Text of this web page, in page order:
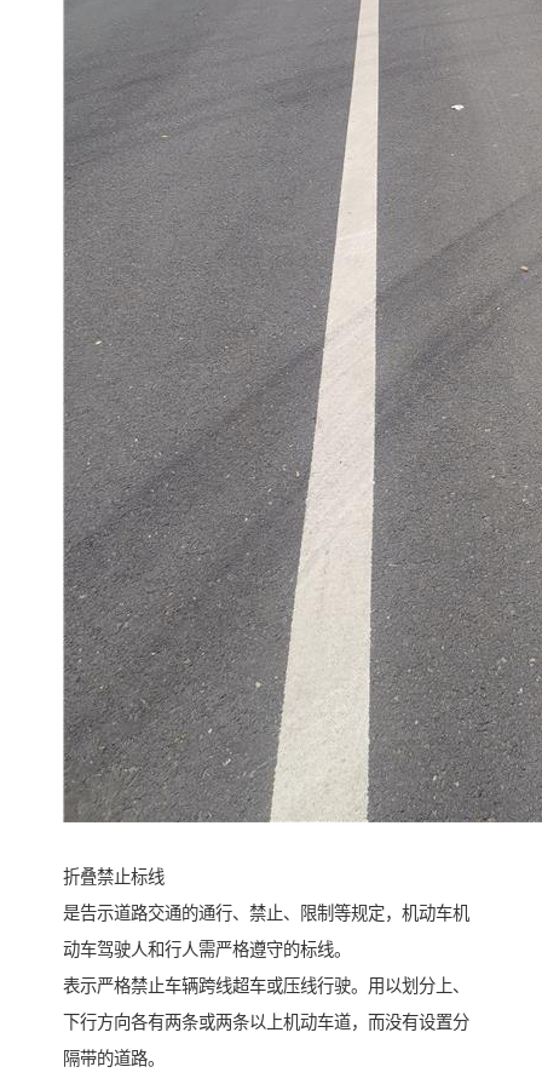
折叠禁止标线
是告示道路交通的通行、禁止、限制等规定，机动车机
动车驾驶人和行人需严格遵守的标线。
表示严格禁止车辆跨线超车或压线行驶。用以划分上、
下行方向各有两条或两条以上机动车道，而没有设置分
隔带的道路。